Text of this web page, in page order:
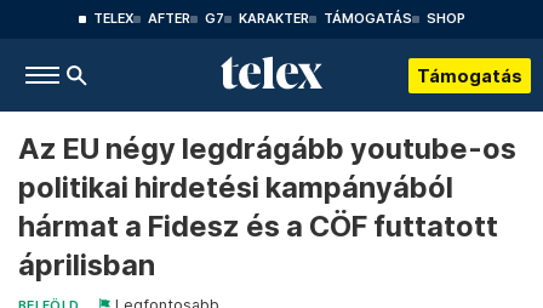
TELEX AFTER G7 KARAKTER TÁMOGATÁS SHOP
Támogatás
Az EU négy legdrágább youtube-os
politikai hirdetési kampányából
hármat a Fidesz és a CÖF futtatott
áprilisban